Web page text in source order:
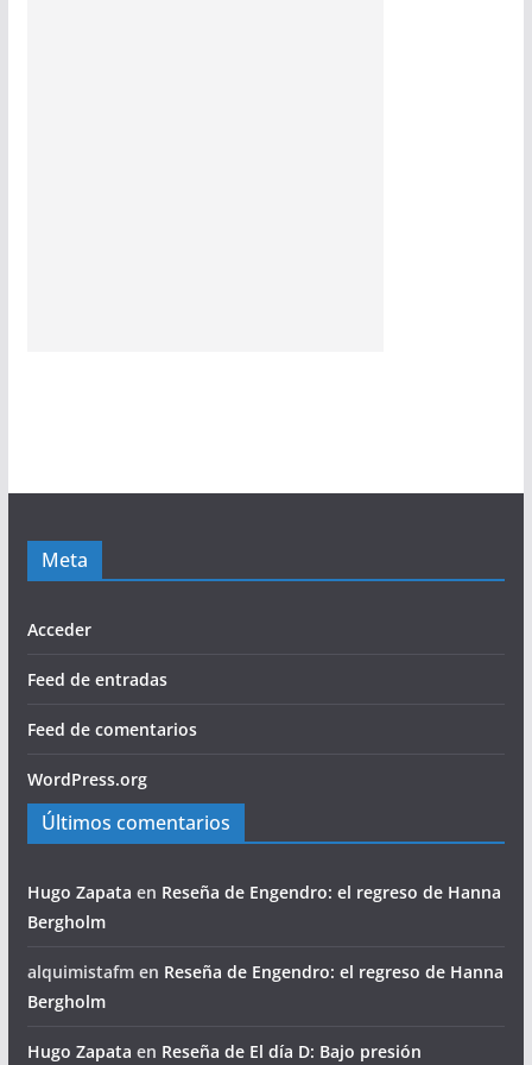
Meta
Acceder
Feed de entradas
Feed de comentarios
WordPress.org
Últimos comentarios
Hugo Zapata en Reseña de Engendro: el regreso de Hanna
Bergholm
alquimistafmen Reseña de Engendro: el regreso de Hanna
Bergholm
Hugo Zapata en Reseña de El día D: Bajo presión